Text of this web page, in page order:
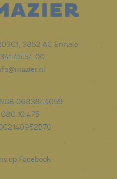
3852 AC Ermelo
45 54 00
0683844059
080.10.475
op Facebook